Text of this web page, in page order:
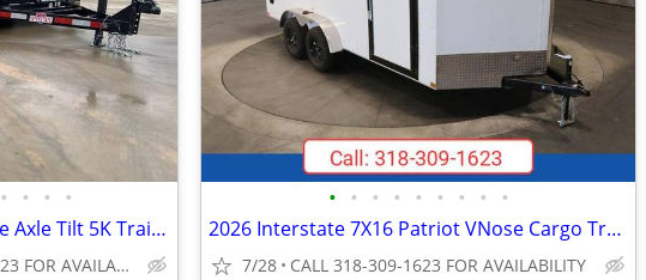
• • • •
2026 Interstate 6.5X12 Single Axle Tilt 5K Trailer Black
CALL 318-309-1623 FOR AVAILABILITY
• • • • • • • • •
2026 Interstate 7X16 Patriot VNose Cargo Trailer White
7/28 CALL 318-309-1623 FOR AVAILABILITY